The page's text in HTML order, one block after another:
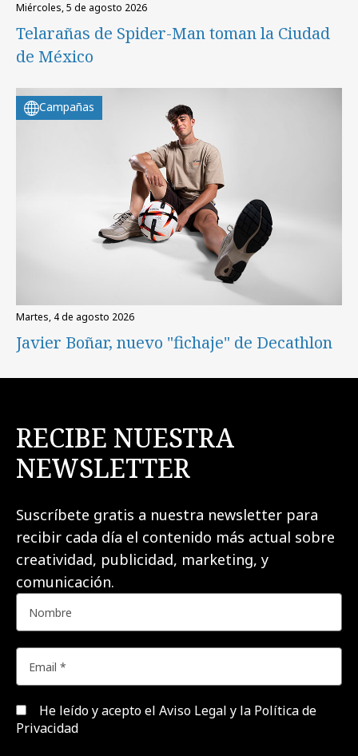
miércoles, 5 de agosto 2026
Telarañas de Spider-Man toman la Ciudad
de México
Campañas
martes, 4 de agosto 2026
Javier Boñar, nuevo "fichaje" de Decathlon
RECIBE NUESTRA
NEWSLETTER
Suscríbete gratis a nuestra newsletter para
recibir cada día el contenido más actual sobre
creatividad, publicidad, marketing, y
comunicación.
He leído y acepto el Aviso Legal y la Política de
Privacidad